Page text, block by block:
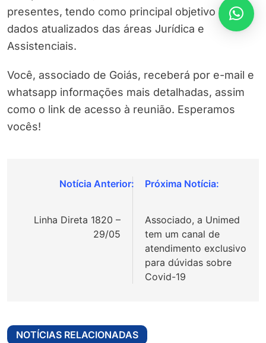
presentes, tendo como principal objetivo levar
dados atualizados das áreas Jurídica e
Assistenciais.
Você, associado de Goiás, receberá por e-mail e
whatsapp informações mais detalhadas, assim
como o link de acesso à reunião. Esperamos
vocês!
Navegação
Post
Linha Direta 1820 –
29/05
Associado, a Unimed
tem um canal de
atendimento exclusivo
para dúvidas sobre
Covid-19
NOTÍCIAS RELACIONADAS